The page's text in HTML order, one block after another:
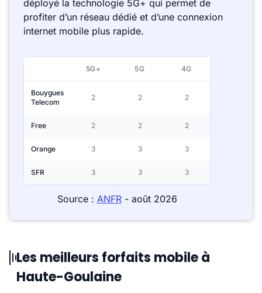
déployé la technologie 5G+ qui permet de
profiter d’un réseau dédié et d’une connexion
internet mobile plus rapide.
5G+ 5G 4G
Bouygues
Telecom
2 2 2
Free 2 2 2
Orange 3 3 3
SFR 3 3 3
Source : ANFR- août 2026
Les meilleurs forfaits mobile à
Haute-Goulaine